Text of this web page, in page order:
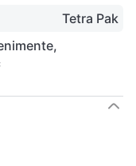
Tetra Pak